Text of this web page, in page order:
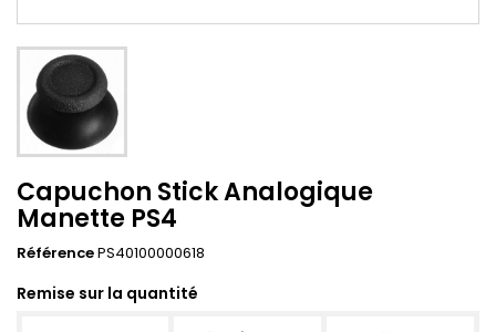
Capuchon Stick Analogique
Manette PS4
RéférencePS40100000618
Remise sur la quantité